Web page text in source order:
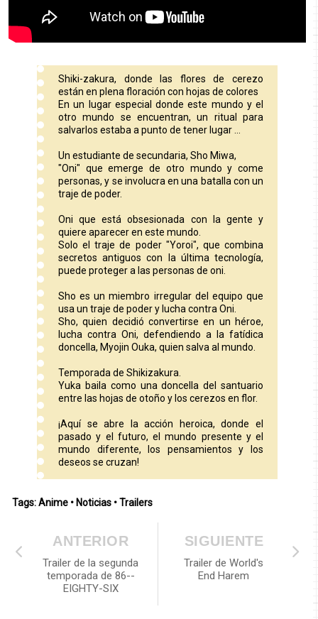
Shiki-zakura, donde las flores de cerezo
están en plena floración con hojas de colores
En un lugar especial donde este mundo y el
otro mundo se encuentran, un ritual para
salvarlos estaba a punto de tener lugar ...
Un estudiante de secundaria, Sho Miwa,
"Oni" que emerge de otro mundo y come
personas, y se involucra en una batalla con un
traje de poder.
Oni que está obsesionada con la gente y
quiere aparecer en este mundo.
Solo el traje de poder "Yoroi", que combina
secretos antiguos con la última tecnología,
puede proteger a las personas de oni.
Sho es un miembro irregular del equipo que
usa un traje de poder y lucha contra Oni.
Sho, quien decidió convertirse en un héroe,
lucha contra Oni, defendiendo a la fatídica
doncella, Myojin Ouka, quien salva al mundo.
Temporada de Shikizakura.
Yuka baila como una doncella del santuario
entre las hojas de otoño y los cerezos en flor.
¡Aquí se abre la acción heroica, donde el
pasado y el futuro, el mundo presente y el
mundo diferente, los pensamientos y los
deseos se cruzan!
Tags:Anime • Noticias •Trailers
SIGUIENTE
Trailer de World's
End Harem
ANTERIOR
Trailer de la segunda
temporada de 86--
EIGHTY-SIX